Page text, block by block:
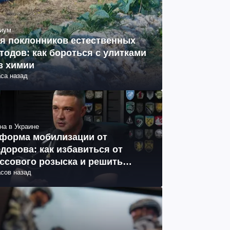
поклонников естественных
как бороться с улитками
химии
назад
в Украине
мобилизации от
как избавиться от
розыска и решить
СОЧ
назад